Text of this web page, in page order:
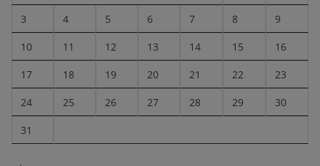
3 4 5 6 7 8 9
10 11 12 13 14 15 16
17 18 19 20 21 22 23
24 25 26 27 28 29 30
31